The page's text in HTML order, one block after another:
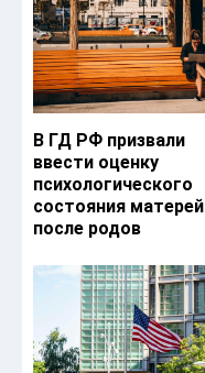
В ГД РФ призвали
ввести оценку
психологического
состояния матерей
после родов